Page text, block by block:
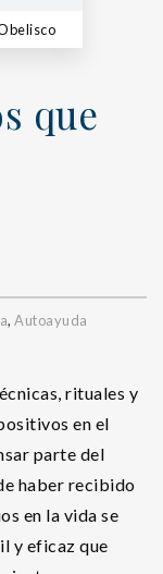
que
, Autoayuda
rituales y
en el
parte del
haber recibido
en la vida se
y eficaz que